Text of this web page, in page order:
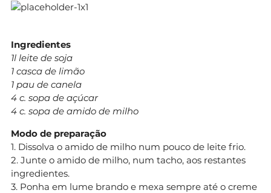
Ingredientes
1l leite de soja
1 casca de limão
1 pau de canela
4 c. sopa de açúcar
4 c. sopa de amido de milho
Modo de preparação
1. Dissolva o amido de milho num pouco de leite frio.
2. Junte o amido de milho, num tacho, aos restantes
ingredientes.
3. Ponha em lume brando e mexa sempre até o creme